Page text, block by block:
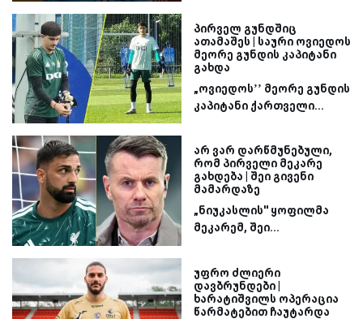
პირველ გუნდშიც
ათამაშეს | საური ოვიედოს
მეორე გუნდის კაპიტანი
გახდა
„ოვიედოს’’ მეორე გუნდის
კაპიტანი ქართველი...
არ ვარ დარწმუნებული,
რომ პირველი მეკარე
გახდება | შეი გივენი
მამარდაზე
„ნიუკასლის'' ყოფილმა
მეკარემ, შეი...
უფრო ძლიერი
დავბრუნდები |
ხარატიშვილს ოპერაცია
წარმატებით ჩაუტარდა